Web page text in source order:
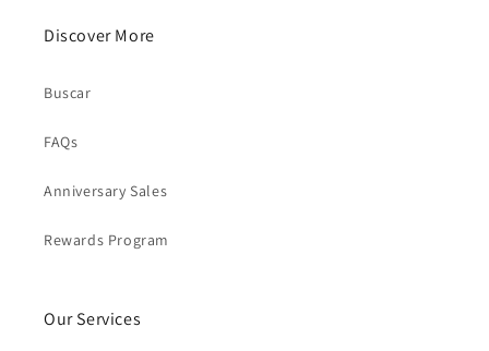
Discover More
Buscar
FAQs
Anniversary Sales
Rewards Program
Our Services